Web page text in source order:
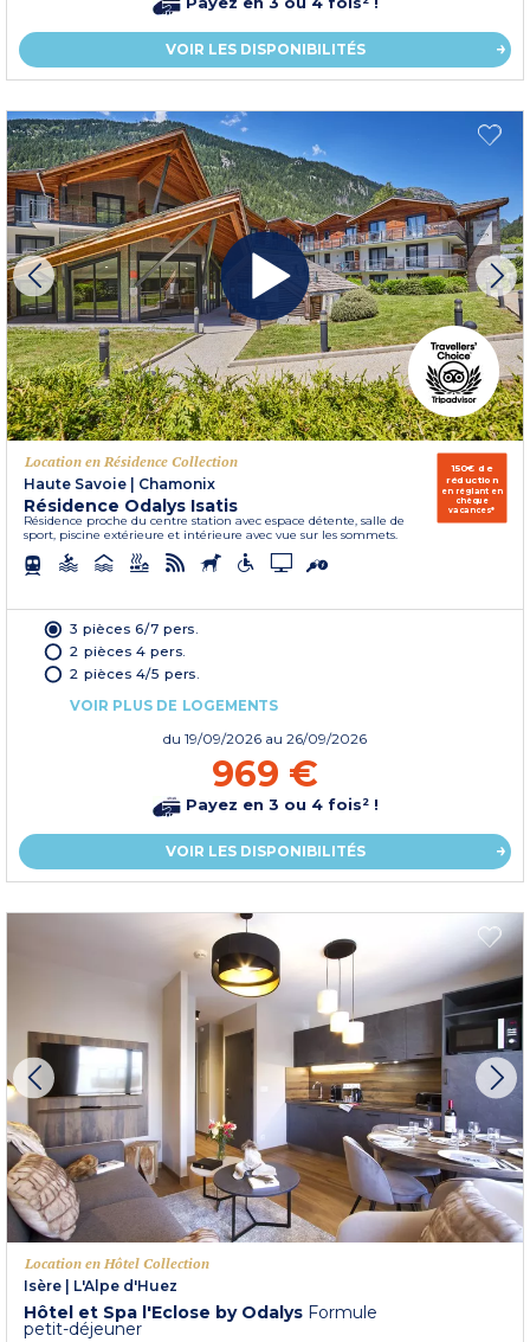
VOIR LES DISPONIBILITÉS
Location en Résidence Collection
Haute Savoie
Chamonix
Résidence Odalys Isatis
Résidence proche du centre station avec espace détente, salle de
sport, piscine extérieure et intérieure avec vue sur les sommets.
150€ de
réduction
en réglant en
chèque
vacances*
3 pièces 6/7 pers.
2 pièces 4 pers.
2 pièces 4/5 pers.
VOIR PLUS DE LOGEMENTS
du 19/09/2026 au 26/09/2026
969 €
Payez en 3 ou 4 fois² !
VOIR LES DISPONIBILITÉS
Location en Hôtel Collection
Isère
L'Alpe d'Huez
Hôtel et Spa l'Eclose by Odalys Formule
petit-déjeuner